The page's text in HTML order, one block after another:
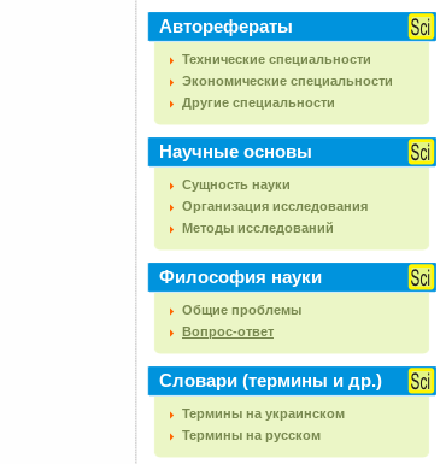
Авторефераты
Технические специальности
Экономические специальности
Другие специальности
Научные основы
Сущность науки
Организация исследования
Методы исследований
Философия науки
Общие проблемы
Вопрос-ответ
Словари (термины и др.)
Термины на украинском
Термины на русском